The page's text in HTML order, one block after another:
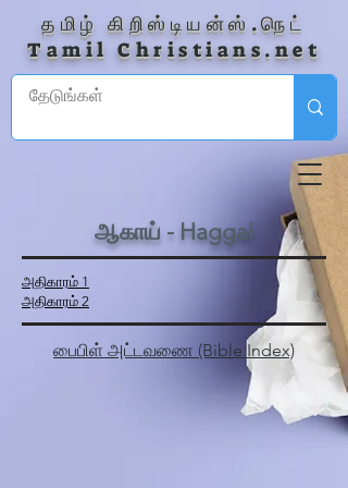
தமிழ் கிறிஸ்டியன்ஸ்.நெட்
Tamil Christians.net
ஆகாய் - Haggai
அதிகாரம் 1
அதிகாரம் 2
பைபிள் அட்டவணை (Bible Index)